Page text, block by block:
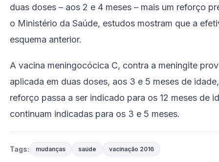
duas doses – aos 2 e 4 meses – mais um reforço
o Ministério da Saúde, estudos mostram que a
esquema anterior.
A vacina meningocócica C, contra a meningite
aplicada em duas doses, aos 3 e 5 meses de
reforço passa a ser indicado para os 12 meses de
continuam indicadas para os 3 e 5 meses.
Tags: mudanças saúde vacinação 2016